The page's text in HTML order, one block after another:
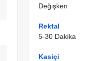
Değişken
Rektal
5-30 Dakika
Kasiçi